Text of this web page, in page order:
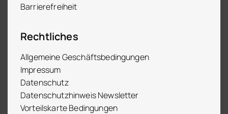
Barrierefreiheit
Rechtliches
Allgemeine Geschäftsbedingungen
Impressum
Datenschutz
Datenschutzhinweis Newsletter
Vorteilskarte Bedingungen